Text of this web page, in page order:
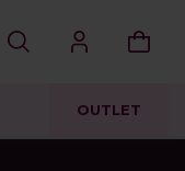
OUTLET